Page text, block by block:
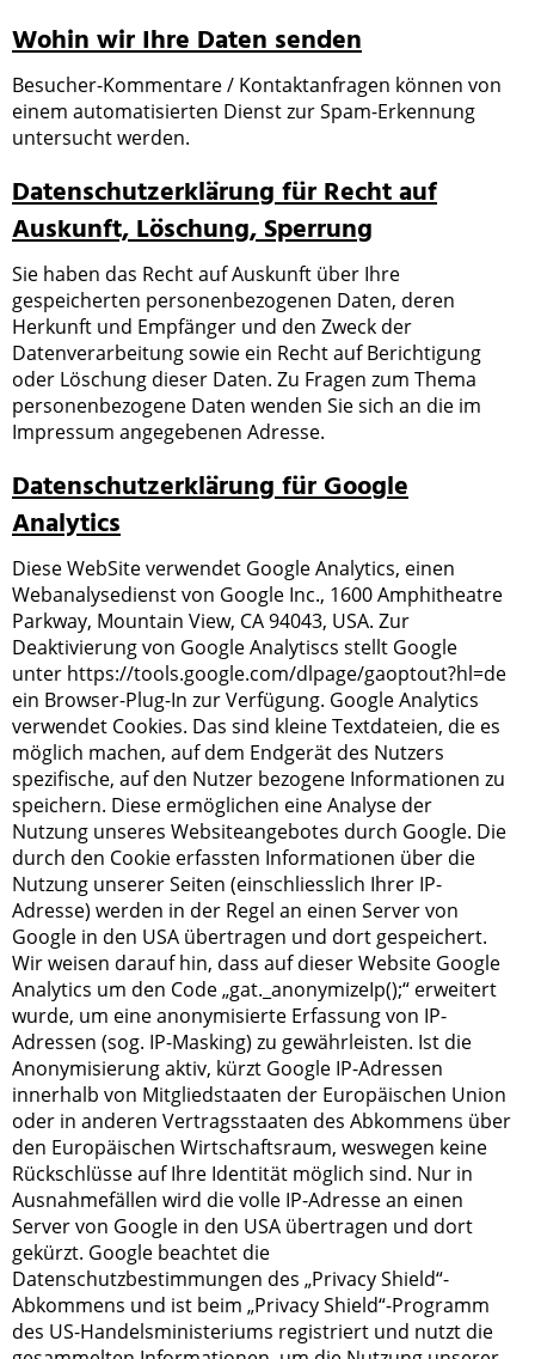
Wohin wir Ihre Daten senden
Besucher-Kommentare / Kontaktanfragen können von
einem automatisierten Dienst zur Spam-Erkennung
untersucht werden.
Datenschutzerklärung für Recht auf
Auskunft, Löschung, Sperrung
Sie haben das Recht auf Auskunft über Ihre
gespeicherten personenbezogenen Daten, deren
Herkunft und Empfänger und den Zweck der
Datenverarbeitung sowie ein Recht auf Berichtigung
oder Löschung dieser Daten. Zu Fragen zum Thema
personenbezogene Daten wenden Sie sich an die im
Impressum angegebenen Adresse.
Datenschutzerklärung für Google
Analytics
Diese WebSite verwendet Google Analytics, einen
Webanalysedienst von Google Inc., 1600 Amphitheatre
Parkway, Mountain View, CA 94043, USA. Zur
Deaktivierung von Google Analytiscs stellt Google
unter https://tools.google.com/dlpage/gaoptout?hl=de
ein Browser-Plug-In zur Verfügung. Google Analytics
verwendet Cookies. Das sind kleine Textdateien, die es
möglich machen, auf dem Endgerät des Nutzers
spezifische, auf den Nutzer bezogene Informationen zu
speichern. Diese ermöglichen eine Analyse der
Nutzung unseres Websiteangebotes durch Google. Die
durch den Cookie erfassten Informationen über die
Nutzung unserer Seiten (einschliesslich Ihrer IP-
Adresse) werden in der Regel an einen Server von
Google in den USA übertragen und dort gespeichert.
Wir weisen darauf hin, dass auf dieser Website Google
Analytics um den Code „gat._anonymizeIp();“ erweitert
wurde, um eine anonymisierte Erfassung von IP-
Adressen (sog. IP-Masking) zu gewährleisten. Ist die
Anonymisierung aktiv, kürzt Google IP-Adressen
innerhalb von Mitgliedstaaten der Europäischen Union
oder in anderen Vertragsstaaten des Abkommens über
den Europäischen Wirtschaftsraum, weswegen keine
Rückschlüsse auf Ihre Identität möglich sind. Nur in
Ausnahmefällen wird die volle IP-Adresse an einen
Server von Google in den USA übertragen und dort
gekürzt. Google beachtet die
Datenschutzbestimmungen des „Privacy Shield“-
Abkommens und ist beim „Privacy Shield“-Programm
des US-Handelsministeriums registriert und nutzt die